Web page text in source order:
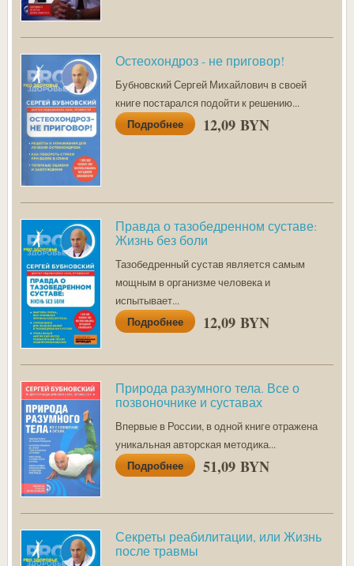
Остеохондроз - не приговор!
Бубновский Сергей Михайлович в своей
книге постарался подойти к решению...
Подробнее 12,09 BYN
Правда о тазобедренном суставе:
Жизнь без боли
Тазобедренный сустав является самым
мощным в организме человека и
испытывает...
Подробнее 12,09 BYN
Природа разумного тела. Все о
позвоночнике и суставах
Впервые в России, в одной книге отражена
уникальная авторская методика...
Подробнее 51,09 BYN
Секреты реабилитации, или Жизнь
после травмы